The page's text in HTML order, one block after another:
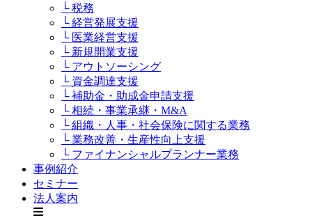
└ 税務
└ 経営発展支援
└ 医業経営支援
└ 新規開業支援
└ アウトソーシング
└ 資金調達支援
└ 補助金・助成金申請支援
└ 相続・事業承継・M&A
└ 組織・人事・社会保険に関する業務
└ 業務改善・生産性向上支援
└ ファイナンシャルプランナー業務
事例紹介
セミナー
法人案内